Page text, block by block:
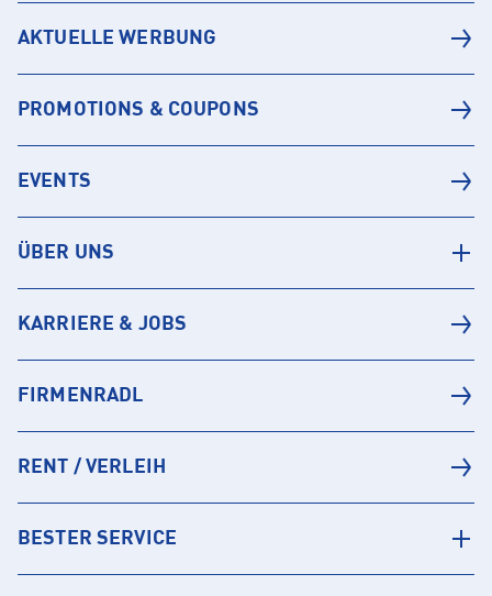
AKTUELLE WERBUNG
PROMOTIONS & COUPONS
EVENTS
ÜBER UNS
KARRIERE & JOBS
FIRMENRADL
RENT / VERLEIH
BESTER SERVICE